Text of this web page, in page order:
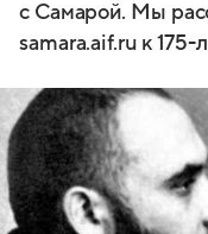
с Самарой. Мы
samara.aif.ru к